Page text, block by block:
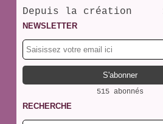
Depuis la création
NEWSLETTER
515 abonnés
RECHERCHE